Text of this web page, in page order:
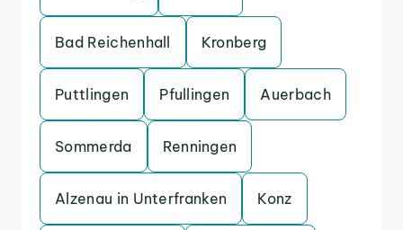
Bad Reichenhall Kronberg
Puttlingen Pfullingen Auerbach
Sommerda Renningen
Alzenau in Unterfranken Konz